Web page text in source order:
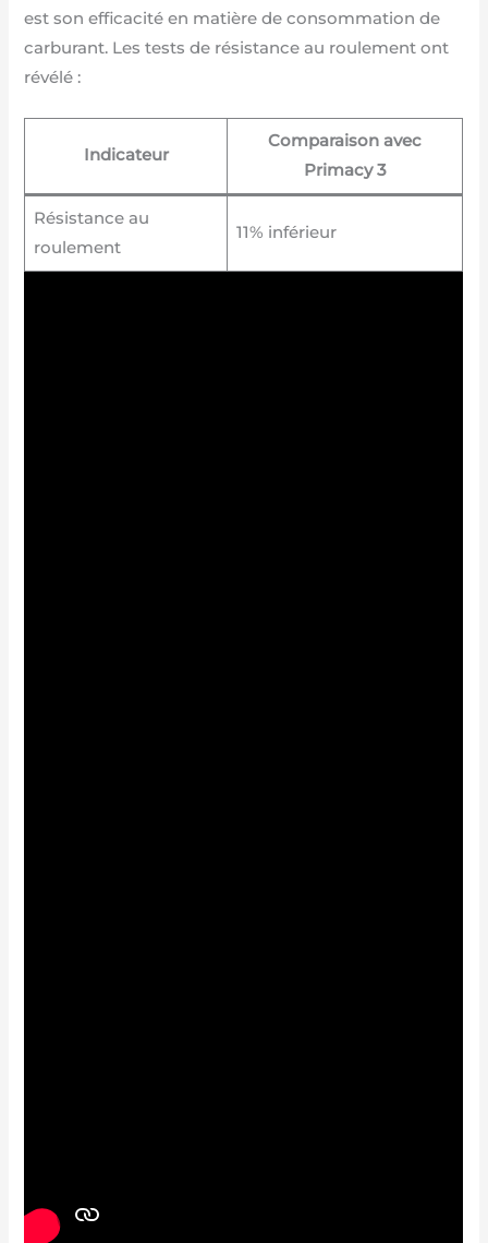
est son efficacité en matière de consommation de
carburant. Les tests de résistance au roulement ont
révélé :
Indicateur
Comparaison avec
Primacy 3
Résistance au
roulement
11% inférieur